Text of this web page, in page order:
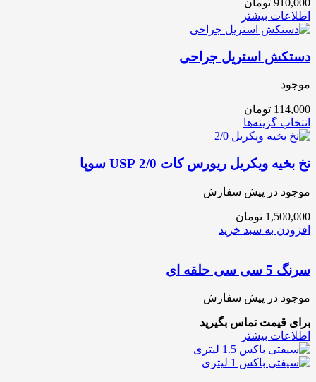
910,000 تومان
اطلاعات بیشتر
دستکش استریل جراحی
موجود
114,000 تومان
انتخاب گزینه‌ها
نخ بخیه ویکریل ریورس کات 2/0 USP سوپا
موجود در پیش سفارش
1,500,000 تومان
افزودن به سبد خرید
سرنگ 5 سی سی حلقه ای
موجود در پیش سفارش
برای قیمت تماس بگیرید
اطلاعات بیشتر